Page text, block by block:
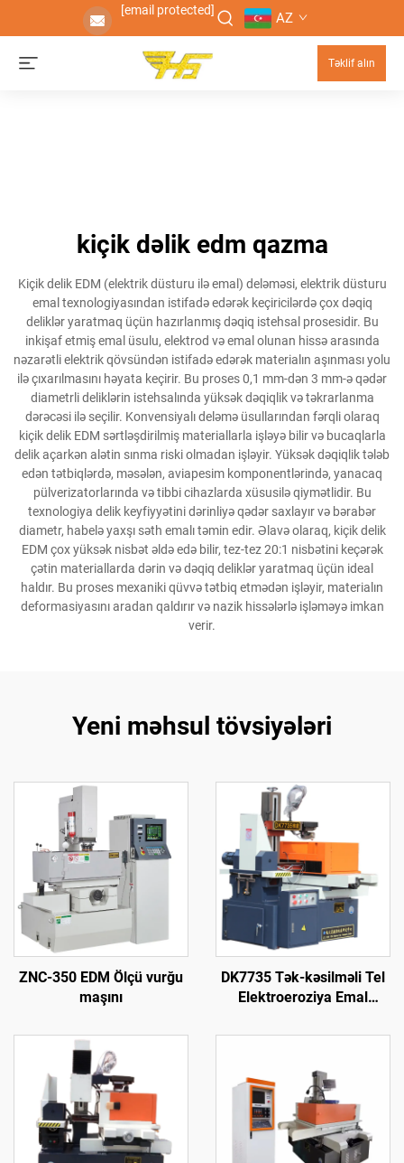
[email protected] AZ
Təklif alın
kiçik dəlik edm qazma
Kiçik delik EDM (elektrik düsturu ilə emal) deləməsi, elektrik düsturu
emal texnologiyasından istifadə edərək keçiricilərdə çox dəqiq
deliklər yaratmaq üçün hazırlanmış dəqiq istehsal prosesidir. Bu
inkişaf etmiş emal üsulu, elektrod və emal olunan hissə arasında
nəzarətli elektrik qövsündən istifadə edərək materialın aşınması yolu
ilə çıxarılmasını həyata keçirir. Bu proses 0,1 mm-dən 3 mm-ə qədər
diametrli deliklərin istehsalında yüksək dəqiqlik və təkrarlanma
dərəcəsi ilə seçilir. Konvensiyalı deləmə üsullarından fərqli olaraq
kiçik delik EDM sərtləşdirilmiş materiallarla işləyə bilir və bucaqlarla
delik açarkən alətin sınma riski olmadan işləyir. Yüksək dəqiqlik tələb
edən tətbiqlərdə, məsələn, aviapesim komponentlərində, yanacaq
pülverizatorlarında və tibbi cihazlarda xüsusilə qiymətlidir. Bu
texnologiya delik keyfiyyətini dərinliyə qədər saxlayır və bərabər
diametr, habelə yaxşı səth emalı təmin edir. Əlavə olaraq, kiçik delik
EDM çox yüksək nisbət əldə edə bilir, tez-tez 20:1 nisbətini keçərək
çətin materiallarda dərin və dəqiq deliklər yaratmaq üçün ideal
haldır. Bu proses mexaniki qüvvə tətbiq etmədən işləyir, materialın
deformasiyasını aradan qaldırır və nazik hissələrlə işləməyə imkan
verir.
Yeni məhsul tövsiyələri
ZNC-350 EDM Ölçü vurğu
maşını
DK7735 Tək-kəsilməli Tel
Elektroeroziya Emal